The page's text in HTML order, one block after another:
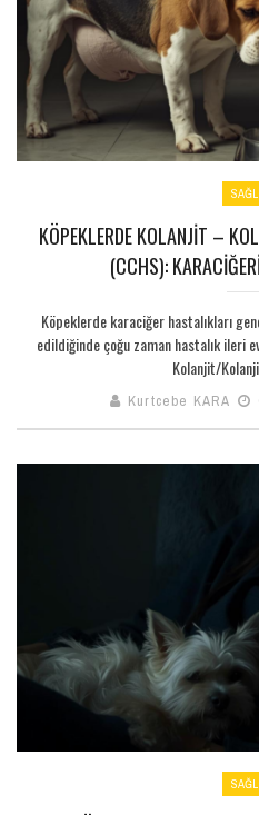
KÖPEKLERDE KOLANJIT –
(CCHS):
Köpeklerde karaciğer hastalıkları
edildiğinde çoğu zaman hastalık ileri
Kolanjit/
Kurtcebe KARA